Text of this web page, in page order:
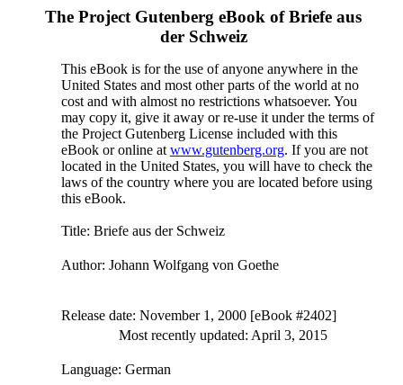
The Project Gutenberg eBook ofBriefe aus
der Schweiz
This eBook is for the use of anyone anywhere in the
United States and most other parts of the world at no
cost and with almost no restrictions whatsoever. You
may copy it, give it away or re-use it under the terms of
the Project Gutenberg License included with this
eBook or online at www.gutenberg.org. If you are not
located in the United States, you will have to check the
laws of the country where you are located before using
this eBook.
Title: Briefe aus der Schweiz
Author: Johann Wolfgang von Goethe
Release date: November 1, 2000 [eBook #2402]
Most recently updated: April 3, 2015
Language: German